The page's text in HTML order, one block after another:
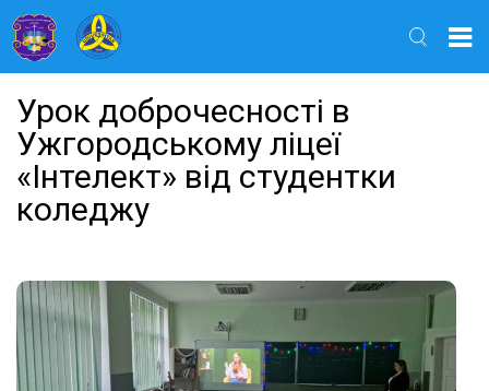
Урок доброчесності в
Ужгородському ліцеї
«Інтелект» від студентки
коледжу